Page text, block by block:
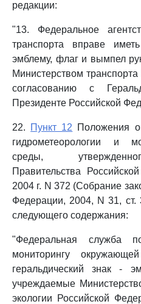
редакции:
"13. Федеральное
транспорта вправе
эмблему, флаг и вымпел
Министерством
согласованию с
Президенте Российской
22. Пункт 12 Положения
гидрометеорологии и
среды,
Правительства
2004 г. N 372 (Собрание
Федерации, 2004, N 31, ст.
следующего содержания:
"Федеральная служба
мониторингу
геральдический знак -
учреждаемые
экологии Российской